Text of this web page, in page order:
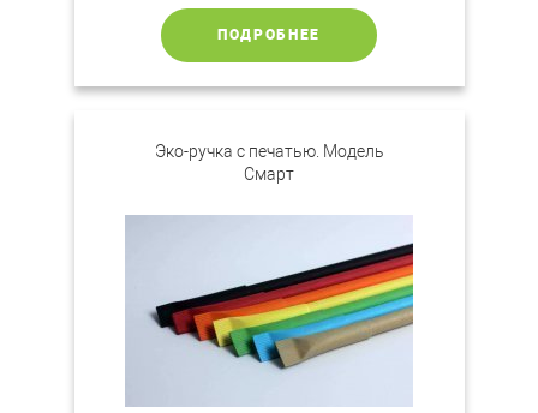
ПОДРОБНЕЕ
Эко-ручка с печатью. Модель
Смарт